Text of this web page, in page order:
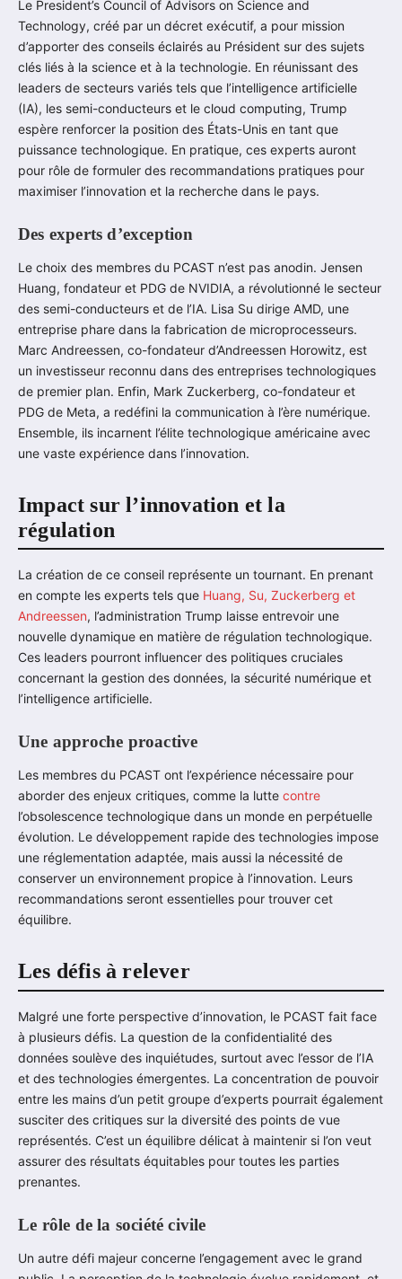
Le President’s Council of Advisors on Science and
Technology, créé par un décret exécutif, a pour mission
d’apporter des conseils éclairés au Président sur des sujets
clés liés à la science et à la technologie. En réunissant des
leaders de secteurs variés tels que l’intelligence artificielle
(IA), les semi-conducteurs et le cloud computing, Trump
espère renforcer la position des États-Unis en tant que
puissance technologique. En pratique, ces experts auront
pour rôle de formuler des recommandations pratiques pour
maximiser l’innovation et la recherche dans le pays.
Des experts d’exception
Le choix des membres du PCAST n’est pas anodin. Jensen
Huang, fondateur et PDG de NVIDIA, a révolutionné le secteur
des semi-conducteurs et de l’IA. Lisa Su dirige AMD, une
entreprise phare dans la fabrication de microprocesseurs.
Marc Andreessen, co-fondateur d’Andreessen Horowitz, est
un investisseur reconnu dans des entreprises technologiques
de premier plan. Enfin, Mark Zuckerberg, co-fondateur et
PDG de Meta, a redéfini la communication à l’ère numérique.
Ensemble, ils incarnent l’élite technologique américaine avec
une vaste expérience dans l’innovation.
Impact sur l’innovation et la
régulation
La création de ce conseil représente un tournant. En prenant
en compte les experts tels que Huang, Su, Zuckerberg et
Andreessen, l’administration Trump laisse entrevoir une
nouvelle dynamique en matière de régulation technologique.
Ces leaders pourront influencer des politiques cruciales
concernant la gestion des données, la sécurité numérique et
l’intelligence artificielle.
Une approche proactive
Les membres du PCAST ont l’expérience nécessaire pour
aborder des enjeux critiques, comme la lutte contre
l’obsolescence technologique dans un monde en perpétuelle
évolution. Le développement rapide des technologies impose
une réglementation adaptée, mais aussi la nécessité de
conserver un environnement propice à l’innovation. Leurs
recommandations seront essentielles pour trouver cet
équilibre.
Les défis à relever
Malgré une forte perspective d’innovation, le PCAST fait face
à plusieurs défis. La question de la confidentialité des
données soulève des inquiétudes, surtout avec l’essor de l’IA
et des technologies émergentes. La concentration de pouvoir
entre les mains d’un petit groupe d’experts pourrait également
susciter des critiques sur la diversité des points de vue
représentés. C’est un équilibre délicat à maintenir si l’on veut
assurer des résultats équitables pour toutes les parties
prenantes.
Le rôle de la société civile
Un autre défi majeur concerne l’engagement avec le grand